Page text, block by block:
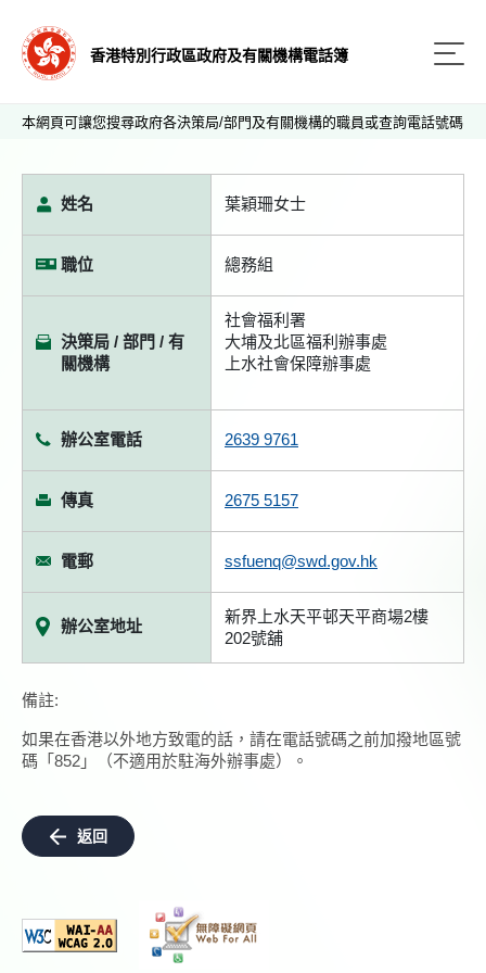
香港特別行政區政府及有關機構電話簿
本網頁可讓您搜尋政府各決策局/部門及有關機構的職員或查詢電話號碼
姓名 葉穎珊女士
職位 總務組
決策局 / 部門 / 有
關機構
社會福利署
大埔及北區福利辦事處
上水社會保障辦事處
辦公室電話 2639 9761
傳真 2675 5157
電郵 ssfuenq@swd.gov.hk
辦公室地址
新界上水天平邨天平商場2樓
202號舖
備註:
如果在香港以外地方致電的話，請在電話號碼之前加撥地區號
碼「852」（不適用於駐海外辦事處）。
返回